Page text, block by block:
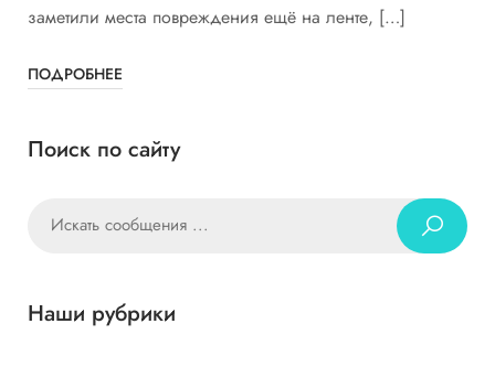
заметили места повреждения ещё на ленте, […]
ПОДРОБНЕЕ
Поиск по сайту
Наши рубрики